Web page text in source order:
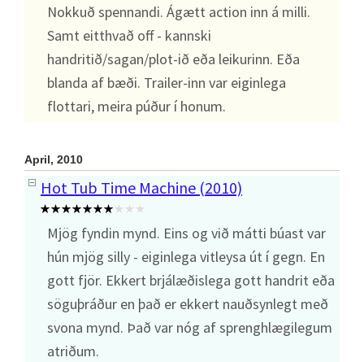
Nokkuð spennandi. Ágætt action inn á milli.
Samt eitthvað off - kannski
handritið/sagan/plot-ið eða leikurinn. Eða
blanda af bæði. Trailer-inn var eiginlega
flottari, meira púður í honum.
April, 2010
Hot Tub Time Machine (2010)
Mjög fyndin mynd. Eins og við mátti búast var
hún mjög silly - eiginlega vitleysa út í gegn. En
gott fjör. Ekkert brjálæðislega gott handrit eða
söguþráður en það er ekkert nauðsynlegt með
svona mynd. Það var nóg af sprenghlægilegum
atriðum.